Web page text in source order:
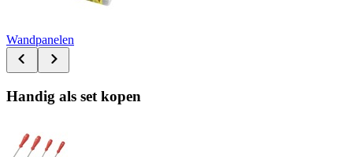
Wandpanelen
Handig als set kopen